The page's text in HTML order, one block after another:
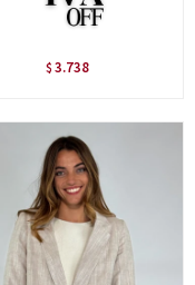
$ 3.738